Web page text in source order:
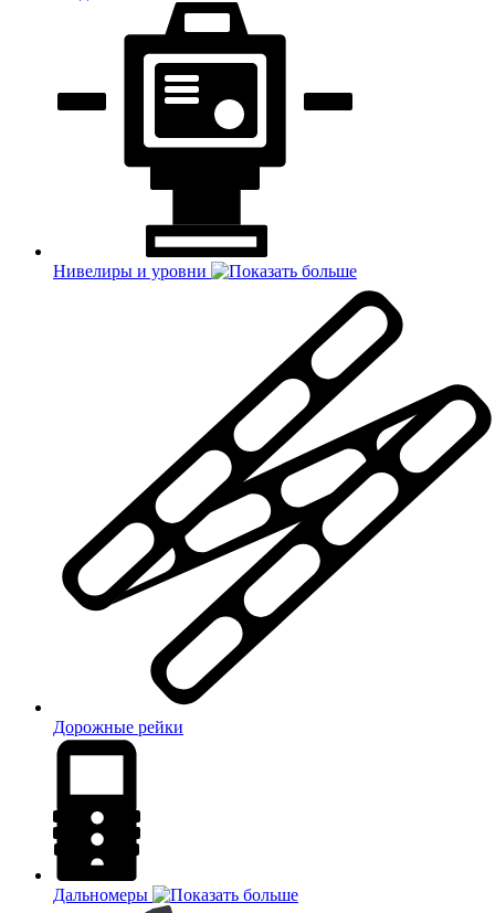
Нивелиры и уровни
Дорожные рейки
Дальномеры